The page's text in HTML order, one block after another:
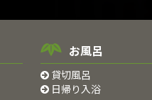
お風呂
貸切風呂
日帰り入浴